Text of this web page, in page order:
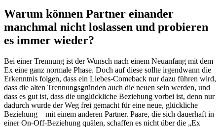
Warum können Partner einander
manchmal nicht loslassen und probieren
es immer wieder?
Bei einer Trennung ist der Wunsch nach einem Neuanfang mit dem
Ex eine ganz normale Phase. Doch auf diese sollte irgendwann die
Erkenntnis folgen, dass ein Liebes-Comeback nur dazu führen wird,
dass die alten Trennungsgründen auch die neuen sein werden, und
dass es gut ist, dass die unglückliche Beziehung vorbei ist, denn nur
dadurch wurde der Weg frei gemacht für eine neue, glückliche
Beziehung – mit einem anderen Partner. Paare, die sich dauerhaft in
einer On-Off-Beziehung quälen, schaffen es nicht über die „Ex